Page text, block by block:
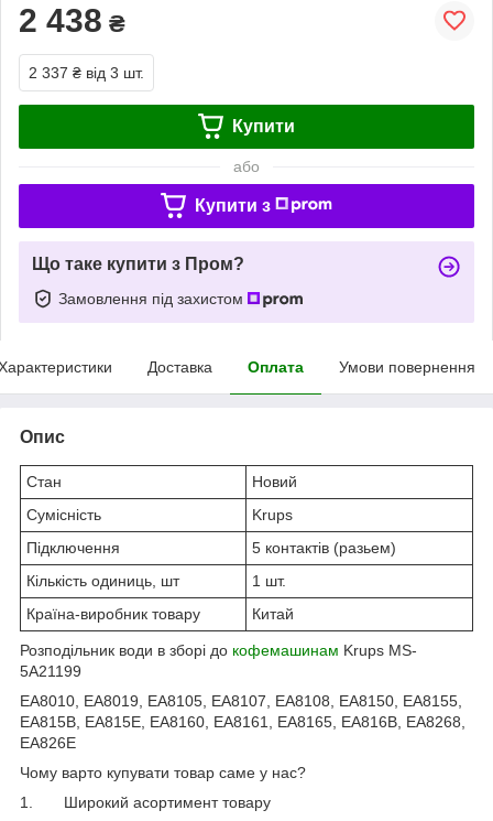
2 438 ₴
2 337 ₴ від 3 шт.
Купити
або
Купити з
Що таке купити з Пром?
Замовлення під захистом
Доставка Оплата Умови повернення
Опис
Стан
Новий
Сумісність
Krups
Підключення
5 контактів (разьем)
Кількість одиниць, шт
1 шт.
Країна-виробник товару
Китай
Розподільник води в зборі до кофемашинам Krups MS-
5A21199
EA8010, EA8019, EA8105, EA8107, EA8108, EA8150, EA8155,
EA815B, EA815E, EA8160, EA8161, EA8165, EA816B, EA8268,
EA826E
Чому варто купувати товар саме у нас?
1.
Широкий асортимент товару